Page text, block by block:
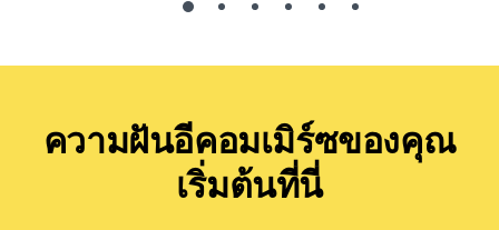
ความฝันอีคอมเมิร์ซของคุณ
เริ่มต้นที่นี่